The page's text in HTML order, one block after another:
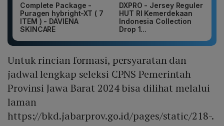
Complete Package -
Puragen hybright-XT ( 7
ITEM ) - DAVIENA
SKINCARE
DXPRO - Jersey Reguler
HUT RI Kemerdekaan
Indonesia Collection
Drop 1...
Untuk rincian formasi, persyaratan dan
jadwal lengkap seleksi CPNS Pemerintah
Provinsi Jawa Barat 2024 bisa dilihat melalui
laman
https://bkd.jabarprov.go.id/pages/static/218-.